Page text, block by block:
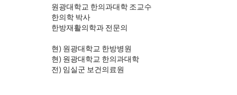
원광대학교 한의과대학 조교수
한의학 박사
한방재활의학과 전문의
현) 원광대학교 한방병원
현) 원광대학교 한의과대학
전) 임실군 보건의료원